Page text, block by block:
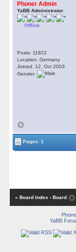
Phoner Admin
YaBB Administrator
Offline
Posts: 11822
Location: Germany
Joined: 12. Oct 2003
Gender:
Pages: 1
« Board Index ‹ Board
YaBB